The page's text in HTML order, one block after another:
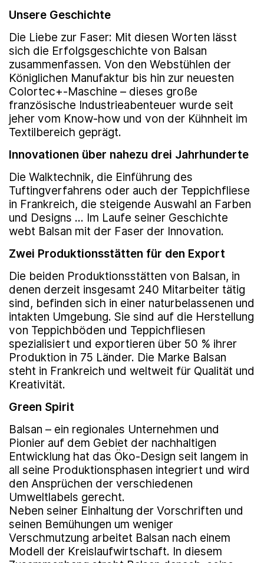
Unsere Geschichte
Die Liebe zur Faser: Mit diesen Worten lässt
sich die Erfolgsgeschichte von Balsan
zusammenfassen. Von den Webstühlen der
Königlichen Manufaktur bis hin zur neuesten
Colortec+-Maschine – dieses große
französische Industrieabenteuer wurde seit
jeher vom Know-how und von der Kühnheit im
Textilbereich geprägt.
Innovationen über nahezu drei Jahrhunderte
Die Walktechnik, die Einführung des
Tuftingverfahrens oder auch der Teppichfliese
in Frankreich, die steigende Auswahl an Farben
und Designs ... Im Laufe seiner Geschichte
webt Balsan mit der Faser der Innovation.
Zwei Produktionsstätten für den Export
Die beiden Produktionsstätten von Balsan, in
denen derzeit insgesamt 240 Mitarbeiter tätig
sind, befinden sich in einer naturbelassenen und
intakten Umgebung. Sie sind auf die Herstellung
von Teppichböden und Teppichfliesen
spezialisiert und exportieren über 50 % ihrer
Produktion in 75 Länder. Die Marke Balsan
steht in Frankreich und weltweit für Qualität und
Kreativität.
Green Spirit
Balsan – ein regionales Unternehmen und
Pionier auf dem Gebiet der nachhaltigen
Entwicklung hat das Öko-Design seit langem in
all seine Produktionsphasen integriert und wird
den Ansprüchen der verschiedenen
Umweltlabels gerecht.
Neben seiner Einhaltung der Vorschriften und
seinen Bemühungen um weniger
Verschmutzung arbeitet Balsan nach einem
Modell der Kreis­lauf­wirtschaft. In diesem